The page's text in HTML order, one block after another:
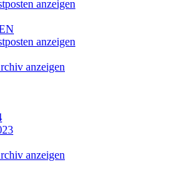
anzeigen
anzeigen
anzeigen
anzeigen